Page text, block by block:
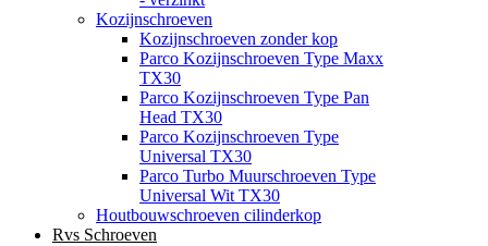
Kozijnschroeven
Kozijnschroeven zonder kop
Parco Kozijnschroeven Type Maxx
TX30
Parco Kozijnschroeven Type Pan
Head TX30
Parco Kozijnschroeven Type
Universal TX30
Parco Turbo Muurschroeven Type
Universal Wit TX30
Houtbouwschroeven cilinderkop
Rvs Schroeven